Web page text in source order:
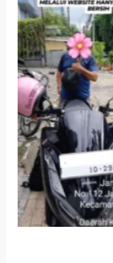
Antar Jemput